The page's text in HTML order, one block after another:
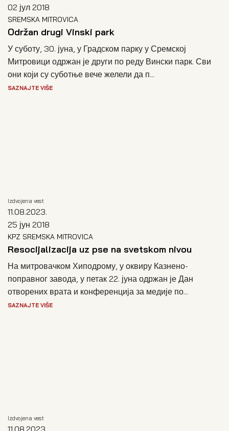
02 јул 2018
SREMSKA MITROVICA
Održan drugi Vinski park
У суботу, 30. јуна, у Градском парку у Сремској
Митровици одржан је други по реду Вински парк. Сви
они који су суботње вече желели да п...
SAZNAJTE VIŠE
Izdvojena vest
11.08.2023.
25 јун 2018
KPZ SREMSKA MITROVICA
Resocijalizacija uz pse na svetskom nivou
На митровачком Хиподрому, у оквиру Казнено-
поправног завода, у петак 22. јуна одржан је Дан
отворених врата и конференција за медије по...
SAZNAJTE VIŠE
Izdvojena vest
11.08.2023.